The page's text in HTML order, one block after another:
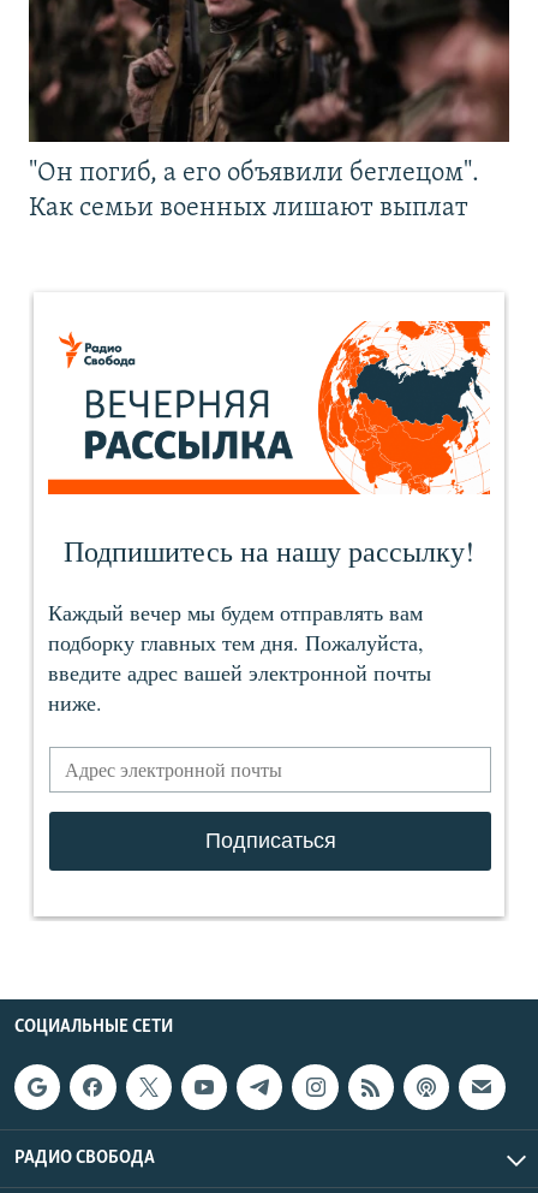
"Он погиб, а его объявили беглецом".
Как семьи военных лишают выплат
СОЦИАЛЬНЫЕ СЕТИ
РАДИО СВОБОДА